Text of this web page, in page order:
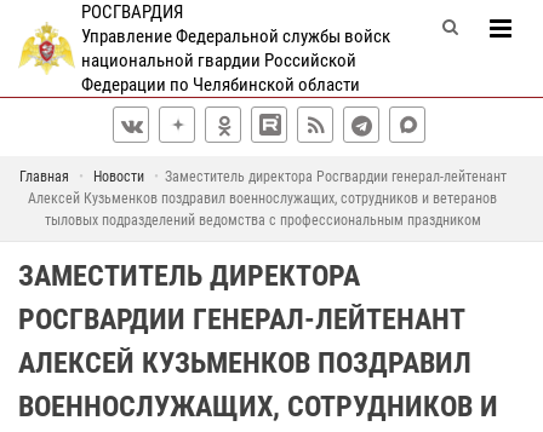
РОСГВАРДИЯ
Управление Федеральной службы войск
национальной гвардии Российской
Федерации по Челябинской области
Главная Новости
Заместитель директора Росгвардии генерал-лейтенант
Алексей Кузьменков поздравил военнослужащих, сотрудников и ветеранов
тыловых подразделений ведомства с профессиональным праздником
ЗАМЕСТИТЕЛЬ ДИРЕКТОРА
РОСГВАРДИИ ГЕНЕРАЛ-ЛЕЙТЕНАНТ
АЛЕКСЕЙ КУЗЬМЕНКОВ ПОЗДРАВИЛ
ВОЕННОСЛУЖАЩИХ, СОТРУДНИКОВ И